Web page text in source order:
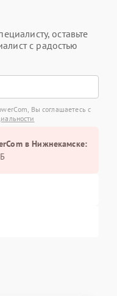
оставьте
с радостью
Вы соглашаетесь с
в Нижнекамске: